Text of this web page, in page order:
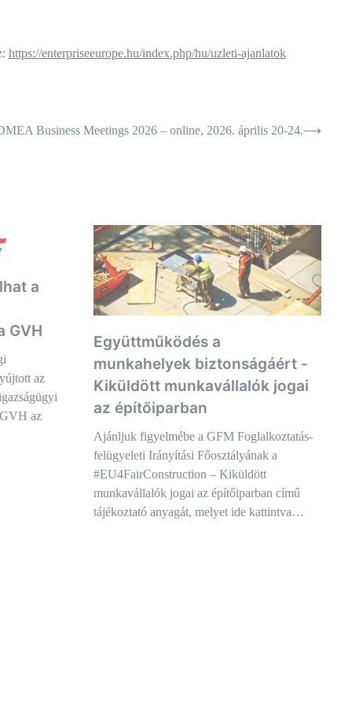
https://enterpriseeurope.hu/index.php/hu/uzleti-ajanlatok
Business Meetings 2026 – online, 2026. április 20-24.⟶
a
GVH
az
az
Együttműködés a
munkahelyek biztonságáért -
Kiküldött munkavállalók jogai
az építőiparban
Ajánljuk figyelmébe a GFM Foglalkoztatás-
felügyeleti Irányítási Főosztályának a
#EU4FairConstruction – Kiküldött
munkavállalók jogai az építőiparban című
tájékoztató anyagát, melyet ide kattintva…